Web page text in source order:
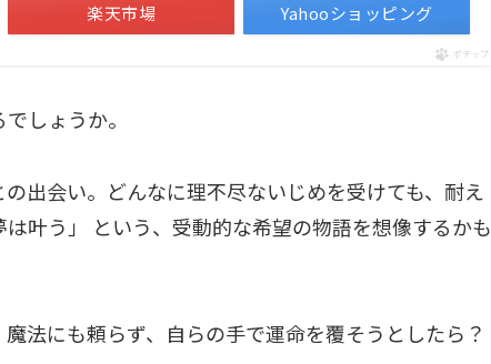
楽天市場 Yahooショッピング
ポチップ
しょうか。
出会い。どんなに理不尽ないじめを受けても、耐え
叶う」 という、受動的な希望の物語を想像するかも
法にも頼らず、自らの手で運命を覆そうとしたら？